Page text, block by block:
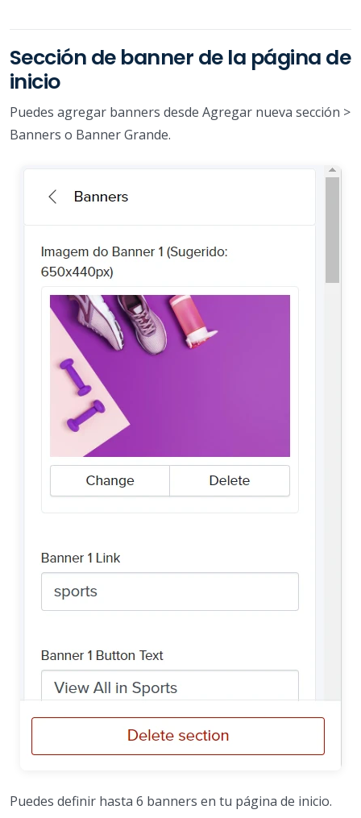
Sección de banner de la página de
inicio
Puedes agregar banners desde Agregar nueva sección >
Banners o Banner Grande.
Puedes definir hasta 6 banners en tu página de inicio.